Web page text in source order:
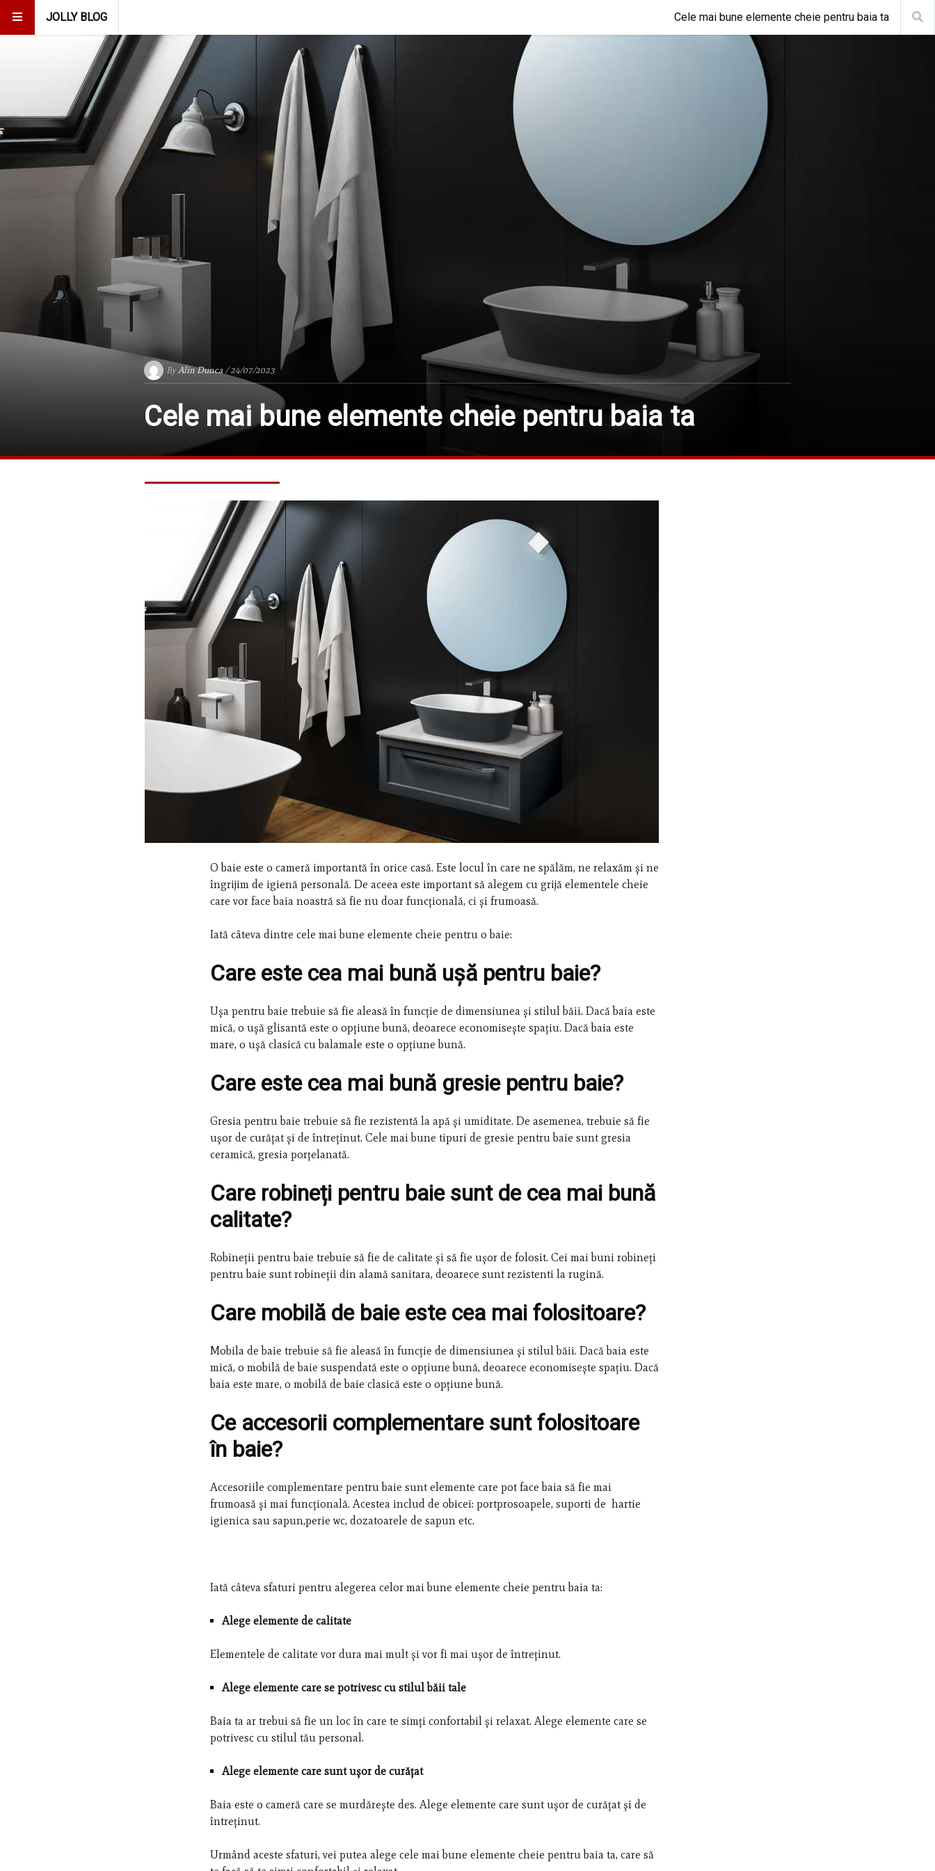
JOLLY BLOG Cele mai bune elemente cheie pentru baia ta
ByAlin Dunca / 24/07/2023
Cele mai bune elemente cheie pentru baia ta
O baie este o cameră importantă în orice casă. Este locul în care ne spălăm, ne relaxăm și ne
îngrijim de igienă personală. De aceea este important să alegem cu grijă elementele cheie
care vor face baia noastră să fie nu doar funcțională, ci și frumoasă.
Iată câteva dintre cele mai bune elemente cheie pentru o baie:
Care este cea mai bună ușă pentru baie?
Ușa pentru baie trebuie să fie aleasă în funcție de dimensiunea și stilul băii. Dacă baia este
mică, o ușă glisantă este o opțiune bună, deoarece economisește spațiu. Dacă baia este
mare, o ușă clasică cu balamale este o opțiune bună.
Care este cea mai bună gresie pentru baie?
Gresia pentru baie trebuie să fie rezistentă la apă și umiditate. De asemenea, trebuie să fie
ușor de curățat și de întreținut. Cele mai bune tipuri de gresie pentru baie sunt gresia
ceramică, gresia porțelanată.
Care robineți pentru baie sunt de cea mai bună
calitate?
Robineții pentru baie trebuie să fie de calitate și să fie ușor de folosit. Cei mai buni robineți
pentru baie sunt robineții din alamă sanitara, deoarece sunt rezistenti la rugină.
Care mobilă de baie este cea mai folositoare?
Mobila de baie trebuie să fie aleasă în funcție de dimensiunea și stilul băii. Dacă baia este
mică, o mobilă de baie suspendată este o opțiune bună, deoarece economisește spațiu. Dacă
baia este mare, o mobilă de baie clasică este o opțiune bună.
Ce accesorii complementare sunt folositoare
în baie?
Accesoriile complementare pentru baie sunt elemente care pot face baia să fie mai
frumoasă și mai funcțională. Acestea includ de obicei: portprosoapele, suporti de hartie
igienica sau sapun,perie wc, dozatoarele de sapun etc.
Iată câteva sfaturi pentru alegerea celor mai bune elemente cheie pentru baia ta:
Alege elemente de calitate
Elementele de calitate vor dura mai mult și vor fi mai ușor de întreținut.
Alege elemente care se potrivesc cu stilul băii tale
Baia ta ar trebui să fie un loc în care te simți confortabil și relaxat. Alege elemente care se
potrivesc cu stilul tău personal.
Alege elemente care sunt ușor de curățat
Baia este o cameră care se murdărește des. Alege elemente care sunt ușor de curățat și de
întreținut.
Urmând aceste sfaturi, vei putea alege cele mai bune elemente cheie pentru baia ta, care să